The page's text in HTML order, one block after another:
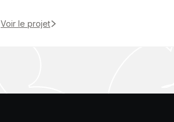
Voir le projet